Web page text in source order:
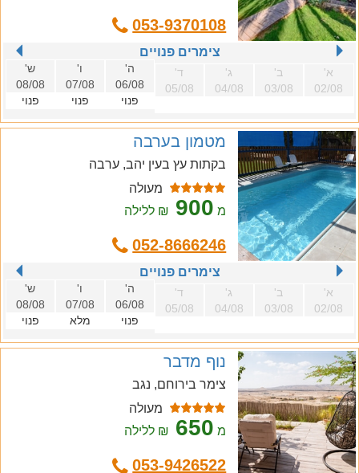
053-9370108
צימרים פנויים
א'
02/08
ב'
03/08
ג'
04/08
ד'
05/08
ה'
06/08
פנוי
ו'
07/08
פנוי
ש'
08/08
פנוי
מטמון בערבה
בקתות עץ בעין יהב, ערבה
מעולה
מ 900 ₪ ללילה
052-8666246
צימרים פנויים
א'
02/08
ב'
03/08
ג'
04/08
ד'
05/08
ה'
06/08
פנוי
ו'
07/08
מלא
ש'
08/08
פנוי
נוף מדבר
צימר בירוחם, נגב
מעולה
מ 650 ₪ ללילה
053-9426522